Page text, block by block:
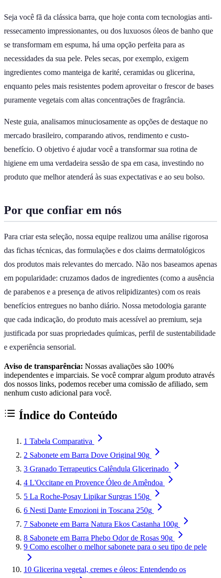
Seja você fã da clássica barra, que hoje conta com tecnologias anti-
ressecamento impressionantes, ou dos luxuosos óleos de banho que
se transformam em espuma, há uma opção perfeita para as
necessidades da sua pele. Peles secas, por exemplo, exigem
ingredientes como manteiga de karité, ceramidas ou glicerina,
enquanto peles mais resistentes podem aproveitar o frescor de bases
puramente vegetais com altas concentrações de fragrância.
Neste guia, analisamos minuciosamente as opções de destaque no
mercado brasileiro, comparando ativos, rendimento e custo-
benefício. O objetivo é ajudar você a transformar sua rotina de
higiene em uma verdadeira sessão de spa em casa, investindo no
produto que melhor atenderá às suas expectativas e ao seu bolso.
Por que confiar em nós
Para criar esta seleção, nossa equipe realizou uma análise rigorosa
das fichas técnicas, das formulações e dos claims dermatológicos
dos produtos mais relevantes do mercado. Não nos baseamos apenas
em popularidade: cruzamos dados de ingredientes (como a ausência
de parabenos e a presença de ativos relipidizantes) com os reais
benefícios entregues no banho diário. Nossa metodologia garante
que cada indicação, do produto mais acessível ao premium, seja
justificada por suas propriedades químicas, perfil de sustentabilidade
e experiência sensorial.
Aviso de transparência: Nossas avaliações são 100%
independentes e imparciais. Se você comprar algum produto através
dos nossos links, podemos receber uma comissão de afiliado, sem
nenhum custo adicional para você.
Índice do Conteúdo
1 Tabela Comparativa
2 Sabonete em Barra Dove Original 90g
3 Granado Terrapeutics Calêndula Glicerinado
4 L'Occitane en Provence Óleo de Amêndoa
5 La Roche-Posay Lipikar Surgras 150g
6 Nesti Dante Emozioni in Toscana 250g
7 Sabonete em Barra Natura Ekos Castanha 100g
8 Sabonete em Barra Phebo Odor de Rosas 90g
9 Como escolher o melhor sabonete para o seu tipo de pele
10 Glicerina vegetal, cremes e óleos: Entendendo os